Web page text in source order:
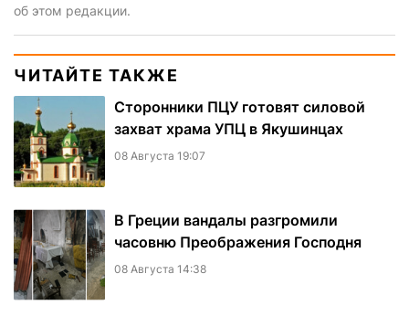
об этом редакции.
ЧИТАЙТЕ ТАКЖЕ
Сторонники ПЦУ готовят силовой
захват храма УПЦ в Якушинцах
08 Августа 19:07
В Греции вандалы разгромили
часовню Преображения Господня
08 Августа 14:38